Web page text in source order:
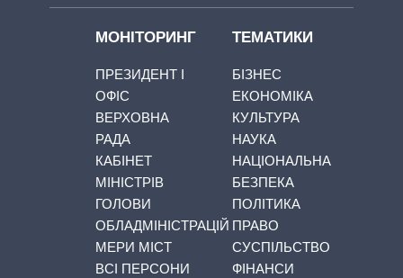
МОНІТОРИНГ
ПРЕЗИДЕНТ І
ОФІС
ВЕРХОВНА
РАДА
КАБІНЕТ
МІНІСТРІВ
ГОЛОВИ
ОБЛАДМІНІСТРАЦІЙ
МЕРИ МІСТ
ВСІ ПЕРСОНИ
ТЕМАТИКИ
БІЗНЕС
ЕКОНОМІКА
КУЛЬТУРА
НАУКА
НАЦІОНАЛЬНА
БЕЗПЕКА
ПОЛІТИКА
ПРАВО
СУСПІЛЬСТВО
ФІНАНСИ